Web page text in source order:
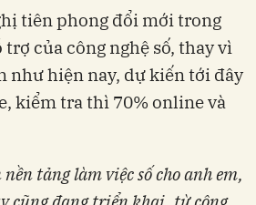
tiên phong đổi mới trong
của công nghệ số, thay vì
như hiện nay, dự kiến tới đây
kiểm tra thì 70% online và
tảng làm việc số cho anh em,